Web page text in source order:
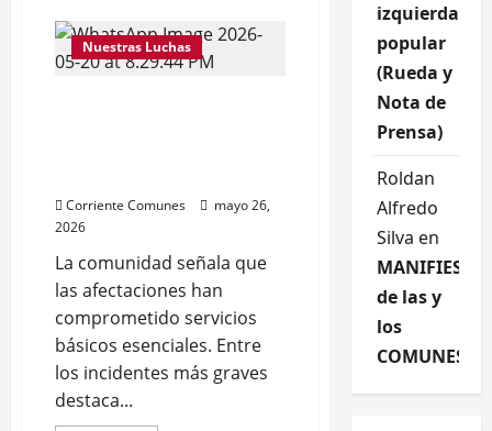
5.000
FIRMAS
CONTRA
Nuestras Luchas
Corriente Comunes
mayo 26,
2026
La comunidad señala que
las afectaciones han
comprometido servicios
básicos esenciales. Entre
los incidentes más graves
destaca...
izquierda
popular
(Rueda y
Nota de
Prensa)
Roldan
Alfredo
Silva en
MANIFIESTO
de las y
los
COMUNES